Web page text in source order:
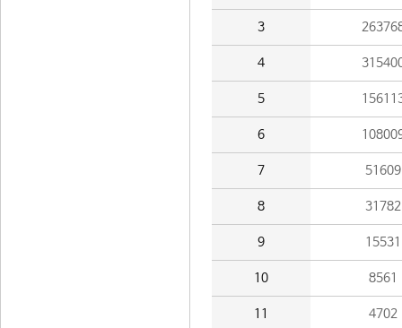
3
4
5
6
7 51609
8 31782
9 15531
10 8561
11 4702